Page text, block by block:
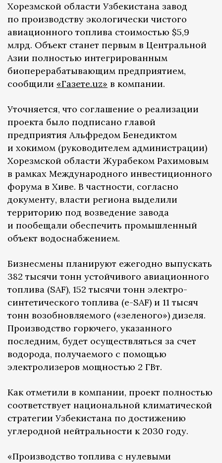
Хорезмской области Узбекистана завод
по производству экологически чистого
авиационного топлива стоимостью $5,9
млрд. Объект станет первым в Центральной
Азии полностью интегрированным
биоперерабатывающим предприятием,
сообщили «Газете.uz» в компании.
Уточняется, что соглашение о реализации
проекта было подписано главой
предприятия Альфредом Бенедиктом
и хокимом (руководителем администрации)
Хорезмской области Журабеком Рахимовым
в рамках Международного инвестиционного
форума в Хиве. В частности, согласно
документу, власти региона выделили
территорию под возведение завода
и пообещали обеспечить промышленный
объект водоснабжением.
Бизнесмены планируют ежегодно выпускать
382 тысячи тонн устойчивого авиационного
топлива (SAF), 152 тысячи тонн электро-
синтетического топлива (e-SAF) и 11 тысяч
тонн возобновляемого («зеленого») дизеля.
Производство горючего, указанного
последним, будет осуществляться за счет
водорода, получаемого с помощью
электролизеров мощностью 2 ГВт.
Как отметили в компании, проект полностью
соответствует национальной климатической
стратегии Узбекистана по достижению
углеродной нейтральности к 2030 году.
«Производство топлива с нулевыми